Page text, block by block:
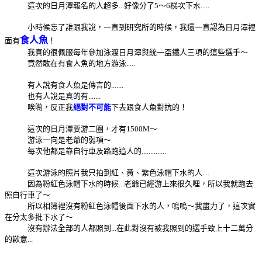
這次的日月潭報名的人超多...好像分了5～6梯次下水.....
小時候忘了誰跟我說，一直到研究所的時候，我還一直認為日月潭裡
面有食人魚 ！
我真的很佩服每年參加泳渡日月潭與統一盃鐵人三項的這些選手～
竟然敢在有食人魚的地方游泳.....
有人說有食人魚是傳言的.......
也有人說是真的有.......
唉喲，反正我絕對不可能下去跟食人魚對抗的！
這次的日月潭要游二圈，才有1500M～
游泳一向是老爺的弱項～
每次他都是靠自行車及路跑追人的..............
這次游泳的照片我只拍到紅、黃、紫色泳帽下水的人....
因為粉紅色泳帽下水的時候...老爺已經游上來很久哩，所以我就跑去
照自行車了～
所以相簿裡沒有粉紅色泳帽後面下水的人，嗚嗚～我盡力了，這次實
在分太多批下水了～
沒有辦法全部的人都照到...在此對沒有被我照到的選手致上十二萬分
的歉意...